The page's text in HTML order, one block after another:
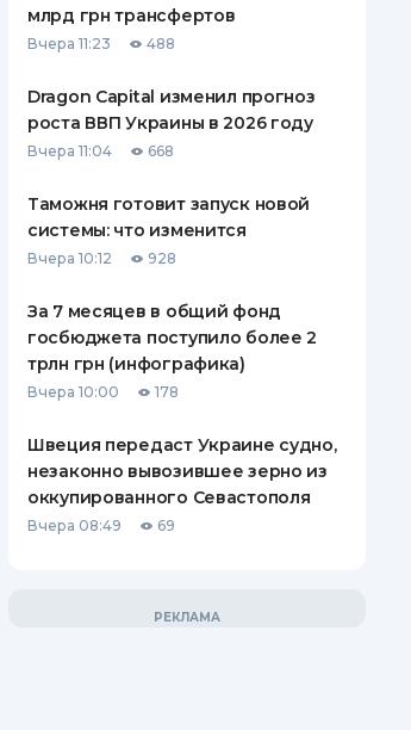
ПУТЕВОДИТЕЛИ ПО
ВСЕ СТРАХОВЫЕ ПОЛИСЫ
СТРАХОВЫЕ КОМПАНИИ
ОТЗЫВЫ О СТРАХОВЫХ
КОМПАНИЯХ
КОНТАКТЫ
млрд грн трансфертов
Вчера 11:23 488
Dragon Capital изменил прогноз
роста ВВП Украины в 2026 году
Вчера 11:04 668
Таможня готовит запуск новой
системы: что изменится
Вчера 10:12 928
За 7 месяцев в общий фонд
госбюджета поступило более 2
трлн грн (инфографика)
Вчера 10:00 178
Швеция передаст Украине судно,
незаконно вывозившее зерно из
оккупированного Севастополя
Вчера 08:49 69